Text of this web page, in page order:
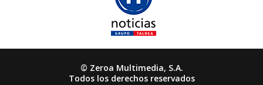
© Zeroa Multimedia, S.A.
Todos los derechos reservados